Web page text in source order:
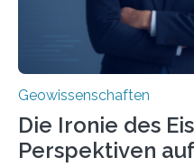
Geowissenschaften
Die Ironie des
Perspektiven